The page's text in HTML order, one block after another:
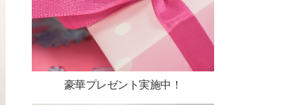
豪華プレゼント実施中！